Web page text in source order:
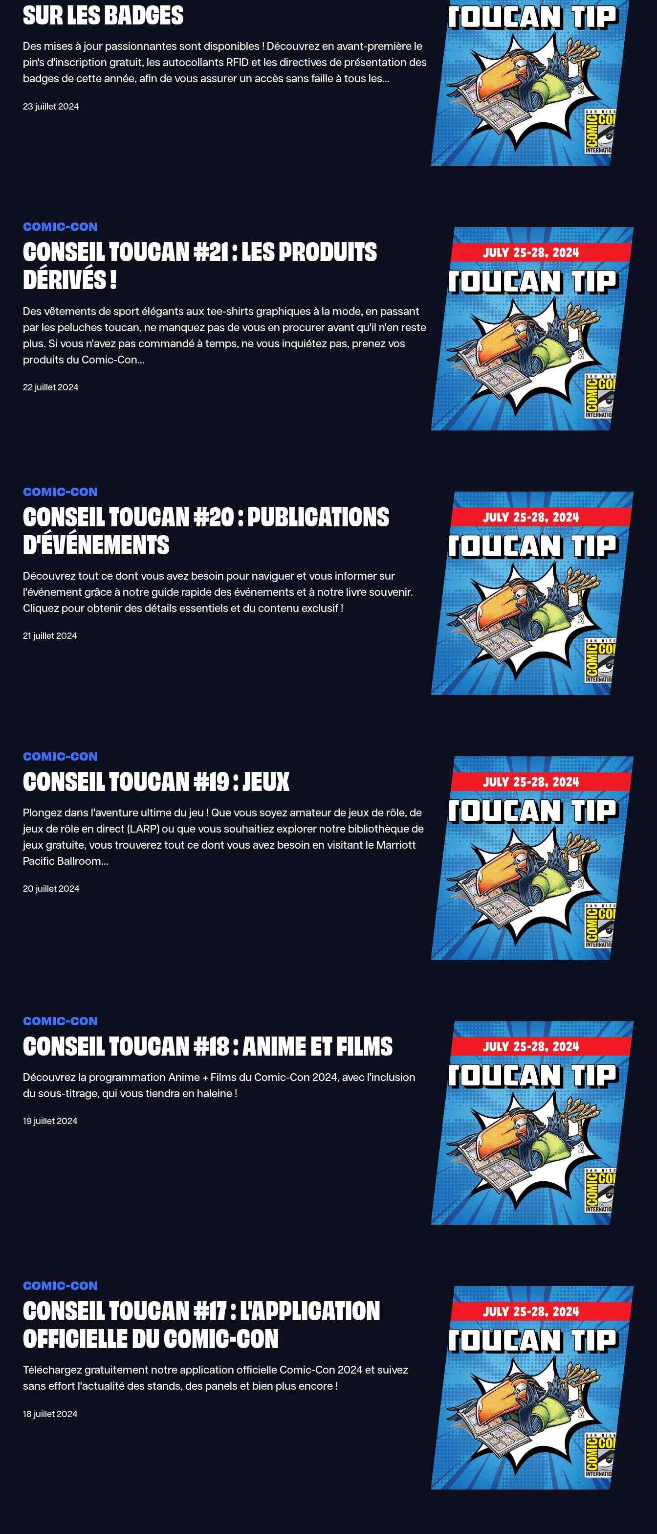
SUR LES BADGES
Des mises à jour passionnantes sont disponibles ! Découvrez en avant-première le
pin's d'inscription gratuit, les autocollants RFID et les directives de présentation des
badges de cette année, afin de vous assurer un accès sans faille à tous les...
23 juillet 2024
COMIC-CON
CONSEIL TOUCAN #21 : LES PRODUITS
DÉRIVÉS !
Des vêtements de sport élégants aux tee-shirts graphiques à la mode, en passant
par les peluches toucan, ne manquez pas de vous en procurer avant qu'il n'en reste
plus. Si vous n'avez pas commandé à temps, ne vous inquiétez pas, prenez vos
produits du Comic-Con...
22 juillet 2024
COMIC-CON
CONSEIL TOUCAN #20 : PUBLICATIONS
D'ÉVÉNEMENTS
Découvrez tout ce dont vous avez besoin pour naviguer et vous informer sur
l'événement grâce à notre guide rapide des événements et à notre livre souvenir.
Cliquez pour obtenir des détails essentiels et du contenu exclusif !
21 juillet 2024
COMIC-CON
CONSEIL TOUCAN #19 : JEUX
Plongez dans l'aventure ultime du jeu ! Que vous soyez amateur de jeux de rôle, de
jeux de rôle en direct (LARP) ou que vous souhaitiez explorer notre bibliothèque de
jeux gratuite, vous trouverez tout ce dont vous avez besoin en visitant le Marriott
Pacific Ballroom...
20 juillet 2024
COMIC-CON
CONSEIL TOUCAN #18 : ANIME ET FILMS
Découvrez la programmation Anime + Films du Comic-Con 2024, avec l'inclusion
du sous-titrage, qui vous tiendra en haleine !
19 juillet 2024
COMIC-CON
CONSEIL TOUCAN #17 : L'APPLICATION
OFFICIELLE DU COMIC-CON
Téléchargez gratuitement notre application officielle Comic-Con 2024 et suivez
sans effort l'actualité des stands, des panels et bien plus encore !
18 juillet 2024